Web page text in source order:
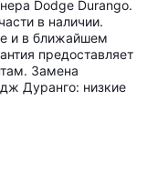
Dodge Durango.
в наличии.
и в ближайшем
предоставляет
Замена
Дуранго: низкие